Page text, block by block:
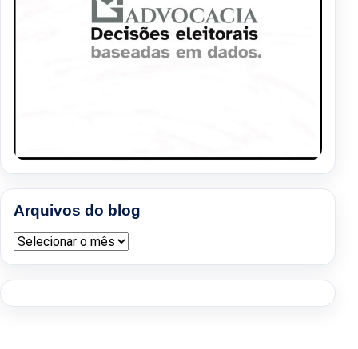
Arquivos do blog
Arquivos do blog